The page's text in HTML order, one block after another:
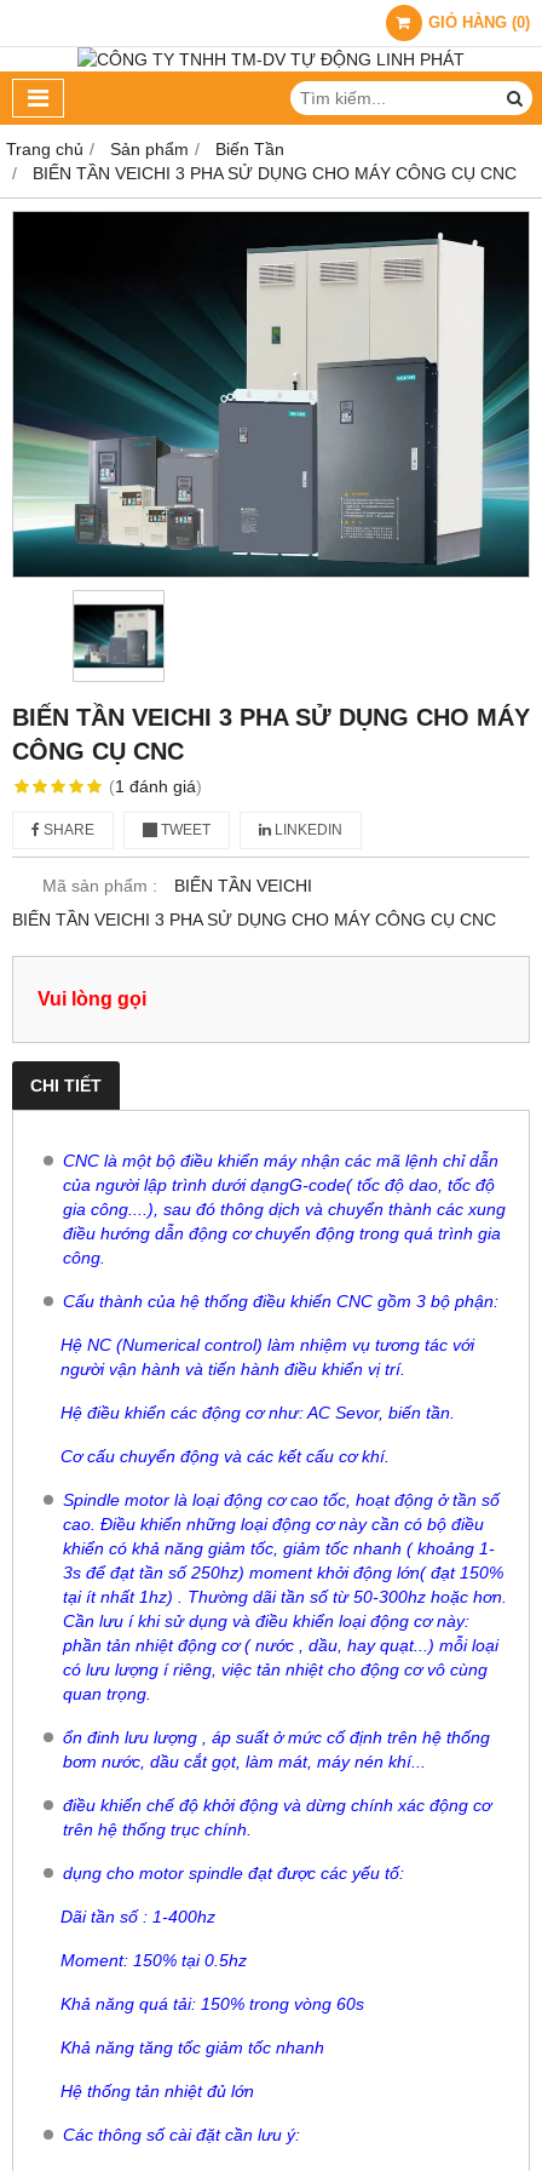
GIỎ HÀNG (0)
Trang chủ Sản phẩm
Biến Tần
BIẾN TẦN VEICHI 3 PHA SỬ DỤNG CHO MÁY CÔNG CỤ CNC
BIẾN TẦN VEICHI 3 PHA SỬ DỤNG CHO MÁY
CÔNG CỤ CNC
(1 đánh giá)
SHARE TWEET LINKEDIN
Mã sản phẩm :
BIẾN TẦN VEICHI
BIẾN TẦN VEICHI 3 PHA SỬ DỤNG CHO MÁY CÔNG CỤ CNC
Vui lòng gọi
CHI TIẾT
CNC là một bộ điều khiển máy nhận các mã lệnh chỉ dẫn
của người lập trình dưới dạngG-code( tốc độ dao, tốc độ
gia công....), sau đó thông dịch và chuyển thành các xung
điều hướng dẫn động cơ chuyển động trong quá trình gia
công.
Cấu thành của hệ thống điều khiển CNC gồm 3 bộ phận:
Hệ NC (Numerical control) làm nhiệm vụ tương tác với
người vận hành và tiến hành điều khiển vị trí.
Hệ điều khiển các động cơ như: AC Sevor, biến tần.
Cơ cấu chuyển động và các kết cấu cơ khí.
Spindle motor là loại động cơ cao tốc, hoạt động ở tần số
cao. Điều khiển những loại động cơ này cần có bộ điều
khiển có khả năng giảm tốc, giảm tốc nhanh ( khoảng 1-
3s để đạt tần số 250hz) moment khởi động lớn( đạt 150%
tại ít nhất 1hz) . Thường dãi tần số từ 50-300hz hoặc hơn.
Cần lưu í khi sử dụng và điều khiển loại động cơ này:
phần tản nhiệt động cơ ( nước , dầu, hay quạt...) mỗi loại
có lưu lượng í riêng, việc tản nhiệt cho động cơ vô cùng
quan trọng.
ổn đinh lưu lượng , áp suất ở mức cố định trên hệ thống
bơm nước, dầu cắt gọt, làm mát, máy nén khí...
điều khiển chế độ khởi động và dừng chính xác động cơ
trên hệ thống trục chính.
dụng cho motor spindle đạt được các yếu tố:
Dãi tần số : 1-400hz
Moment: 150% tại 0.5hz
Khả năng quá tải: 150% trong vòng 60s
Khả năng tăng tốc giảm tốc nhanh
Hệ thống tản nhiệt đủ lớn
Các thông số cài đặt cần lưu ý: